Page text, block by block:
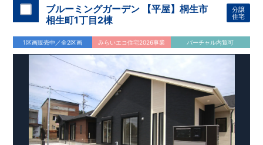
【２階の廊下収納】​ 生活感の出る掃除機や、 ​日用品などのア
イテムを目隠し収納ができる
​
ったら嬉しい収納完備☆
[2],対面キッチンには、食洗器搭載★​”配膳・後片付け”が便利な
対面キッチンには、 生活感を感じさせない
[3],浴室暖房乾燥機
雨の日や花粉の時期のお洗濯も安心！！
[4],インナーバルコニー ​広々インナーバルコニーは天候に左右
されずに利用可能♪
[5],折上げ天井​主寝室には間接照明付折上天井仕上げで
ワンラ
ンク上の空間を演出♪
◎暮らしに寄り添う住環境 ◎ ～徒歩圏内～ 教育環境／コンビ
ブルーミングガーデン 【平屋】桐生市
相生町1丁目2棟
分譲
住宅
1区画販売中／全2区画 みらいエコ住宅2026事業 バーチャル内覧可